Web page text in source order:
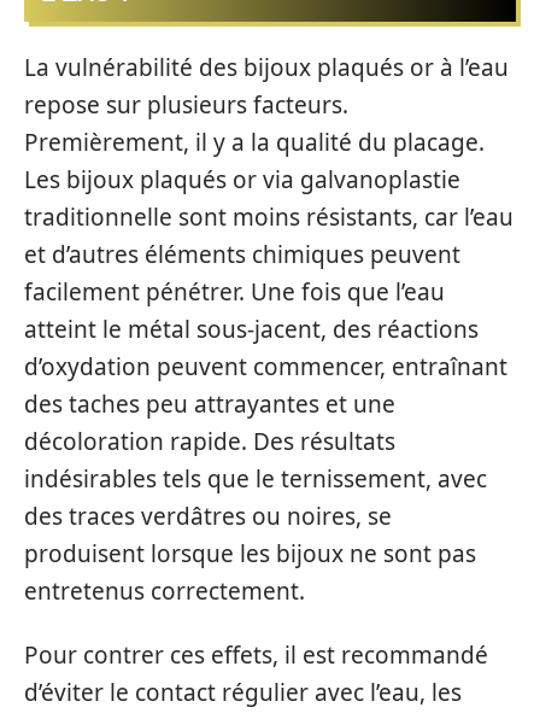
La vulnérabilité des bijoux plaqués or à l’eau
repose sur plusieurs facteurs.
Premièrement, il y a la qualité du placage.
Les bijoux plaqués or via galvanoplastie
traditionnelle sont moins résistants, car l’eau
et d’autres éléments chimiques peuvent
facilement pénétrer. Une fois que l’eau
atteint le métal sous-jacent, des réactions
d’oxydation peuvent commencer, entraînant
des taches peu attrayantes et une
décoloration rapide. Des résultats
indésirables tels que le ternissement, avec
des traces verdâtres ou noires, se
produisent lorsque les bijoux ne sont pas
entretenus correctement.
Pour contrer ces effets, il est recommandé
d’éviter le contact régulier avec l’eau, les